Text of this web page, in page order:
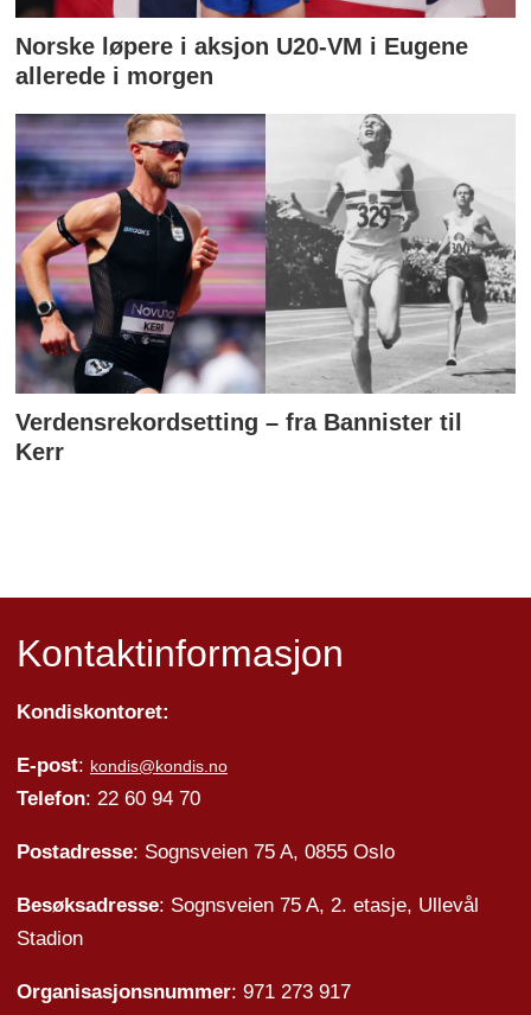
Norske løpere i aksjon U20-VM i Eugene
allerede i morgen
Verdensrekordsetting – fra Bannister til
Kerr
Kontaktinformasjon
Kondiskontoret:
E-post: kondis@kondis.no
Telefon: 22 60 94 70
Postadresse: Sognsveien 75 A, 0855 Oslo
Besøksadresse: Sognsveien 75 A, 2. etasje, Ullevål
Stadion
Organisasjonsnummer: 971 273 917